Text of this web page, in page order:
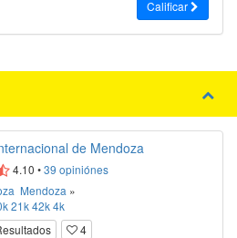
Calificar
de Mendoza
4.10 •39 opiniónes
Mendoza »
21k42k4k
4